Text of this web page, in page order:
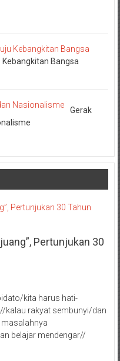
Kebangkitan Bangsa
Gerak
Pertunjukan 30
kita harus hati-
kalau rakyat sembunyi/dan
belajar mendengar//